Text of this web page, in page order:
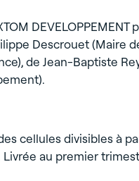
Descrouet (Maire
de Jean-Baptiste
cellules divisibles à
Livrée au premier